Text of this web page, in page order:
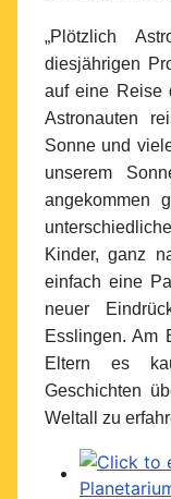
„Plötzlich
diesjährigen
auf eine Reise
Astronauten
Sonne und
unserem
angekommen
Kinder, ganz
einfach eine
neuer
Esslingen. Am
Eltern es
Geschichten
Weltall zu